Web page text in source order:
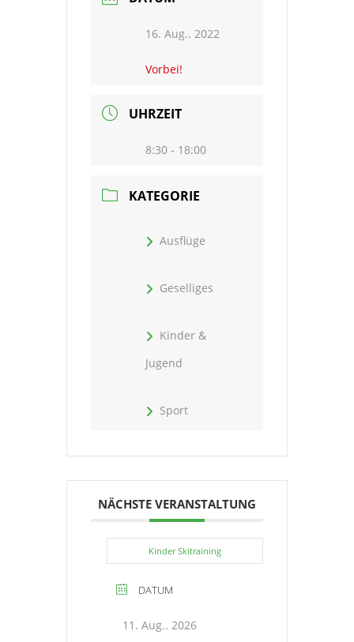
16. Aug.. 2022
Vorbei!
UHRZEIT
8:30 - 18:00
KATEGORIE
Ausflüge
Geselliges
Kinder &
Jugend
Sport
NÄCHSTE VERANSTALTUNG
Kinder Skitraining
DATUM
11. Aug.. 2026